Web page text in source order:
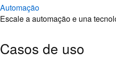
Automação
Escale a automação e una
Casos de uso